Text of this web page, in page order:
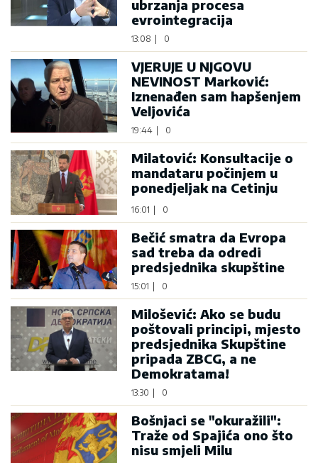
ubrzanja procesa
evrointegracija
13:08 0
VJERUJE U NJGOVU
NEVINOST Marković:
Iznenađen sam hapšenjem
Veljovića
19:44 0
Milatović: Konsultacije o
mandataru počinjem u
ponedjeljak na Cetinju
16:01 0
Bečić smatra da Evropa
sad treba da odredi
predsjednika skupštine
15:01 0
Milošević: Ako se budu
poštovali principi, mjesto
predsjednika Skupštine
pripada ZBCG, a ne
Demokratama!
13:30 0
Bošnjaci se "okuražili":
Traže od Spajića ono što
nisu smjeli Milu